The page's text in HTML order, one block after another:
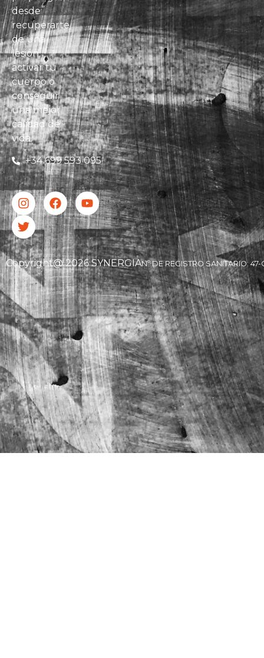
desde
recuperarte
de una
lesión,
activar tu
cuerpo o
conseguir
una mejor
calidad de
vida.
+34 699 593 095
Copyright@ 2026 SYNERGIANº DE REGISTRO SANITARIO: 47-